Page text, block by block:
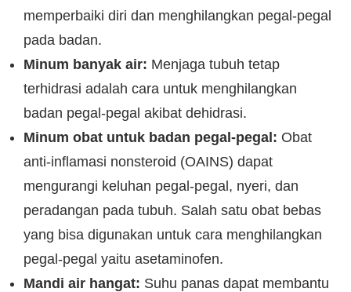
memperbaiki diri dan menghilangkan pegal-pegal
pada badan.
Minum banyak air: Menjaga tubuh tetap
terhidrasi adalah cara untuk menghilangkan
badan pegal-pegal akibat dehidrasi.
Minum obat untuk badan pegal-pegal: Obat
anti-inflamasi nonsteroid (OAINS) dapat
mengurangi keluhan pegal-pegal, nyeri, dan
peradangan pada tubuh. Salah satu obat bebas
yang bisa digunakan untuk cara menghilangkan
pegal-pegal yaitu asetaminofen.
Mandi air hangat: Suhu panas dapat membantu